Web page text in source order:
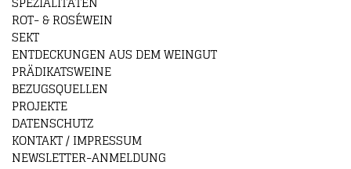
ROT- & ROSÉWEIN
SEKT
ENTDECKUNGEN AUS DEM WEINGUT
PRÄDIKATSWEINE
BEZUGSQUELLEN
PROJEKTE
DATENSCHUTZ
KONTAKT / IMPRESSUM
NEWSLETTER-ANMELDUNG